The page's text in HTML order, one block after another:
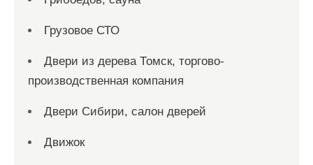
Грузовое СТО
Двери из дерева Томск, торгово-
производственная компания
Двери Сибири, салон дверей
Движок